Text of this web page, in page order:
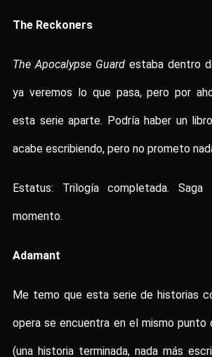
The Reckoners
The Apocalypse Guard estaba dentro
ya veremos lo que pasa, pero por
esta serie aparte. Podría haber un
acabe escribiendo, pero no prometo
Estatus: Trilogía completada. Saga
momento.
Adamant
Me temo que esta serie de historias
opera se encuentra en el mismo punto
(una historia terminada, nada más